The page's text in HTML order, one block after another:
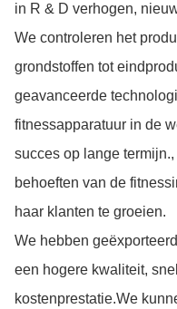
in R & D verhogen,
We controleren het
grondstoffen tot
geavanceerde
fitnessapparatuur in de
succes op lange
behoeften van de
haar klanten te groeien.
We hebben
een hogere kwaliteit,
kostenprestatie.We